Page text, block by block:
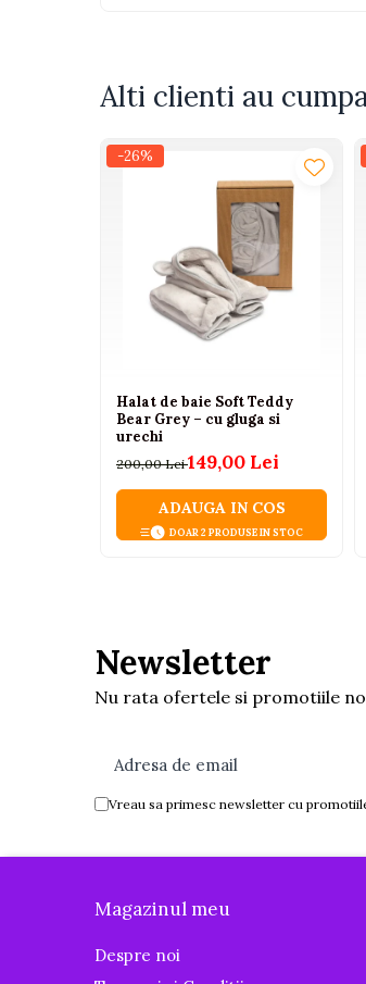
Bebe la masa
Cani, pahare si accesorii
Incalzitoare pentru biberoane si
Baia bebelusului
Halate de baie
Cutii pentru suzete si depozitare
Perii pentru biberoane si tetine
Scutece si accesorii
Igiena si Ingrijire Postnatala
Ingrijire cosmetica mamici
Alti clienti au
-26%
Halat de baie Soft Teddy
Bear Grey – cu gluga si
urechi
200,00 Lei149,00 Lei
ADAUGA IN COS
DOAR 2 PRODUSE IN STOC
Newsletter
Nu rata ofertele si promotiile
Vreau sa primesc newsletter cu
Magazinul meu
Despre noi